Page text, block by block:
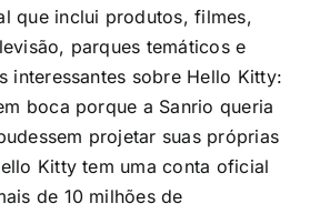
que inclui produtos, filmes,
parques temáticos e
interessantes sobre Hello Kitty:
boca porque a Sanrio queria
projetar suas próprias
Kitty tem uma conta oficial
de 10 milhões de